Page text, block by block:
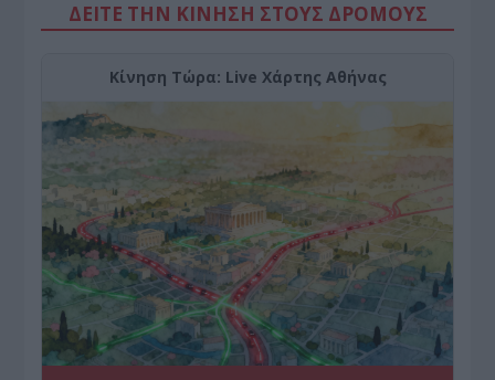
ΔΕΙΤΕ ΤΗΝ ΚΙΝΗΣΗ ΣΤΟΥΣ ΔΡΌΜΟΥΣ
Κίνηση Τώρα: Live Χάρτης Αθήνας